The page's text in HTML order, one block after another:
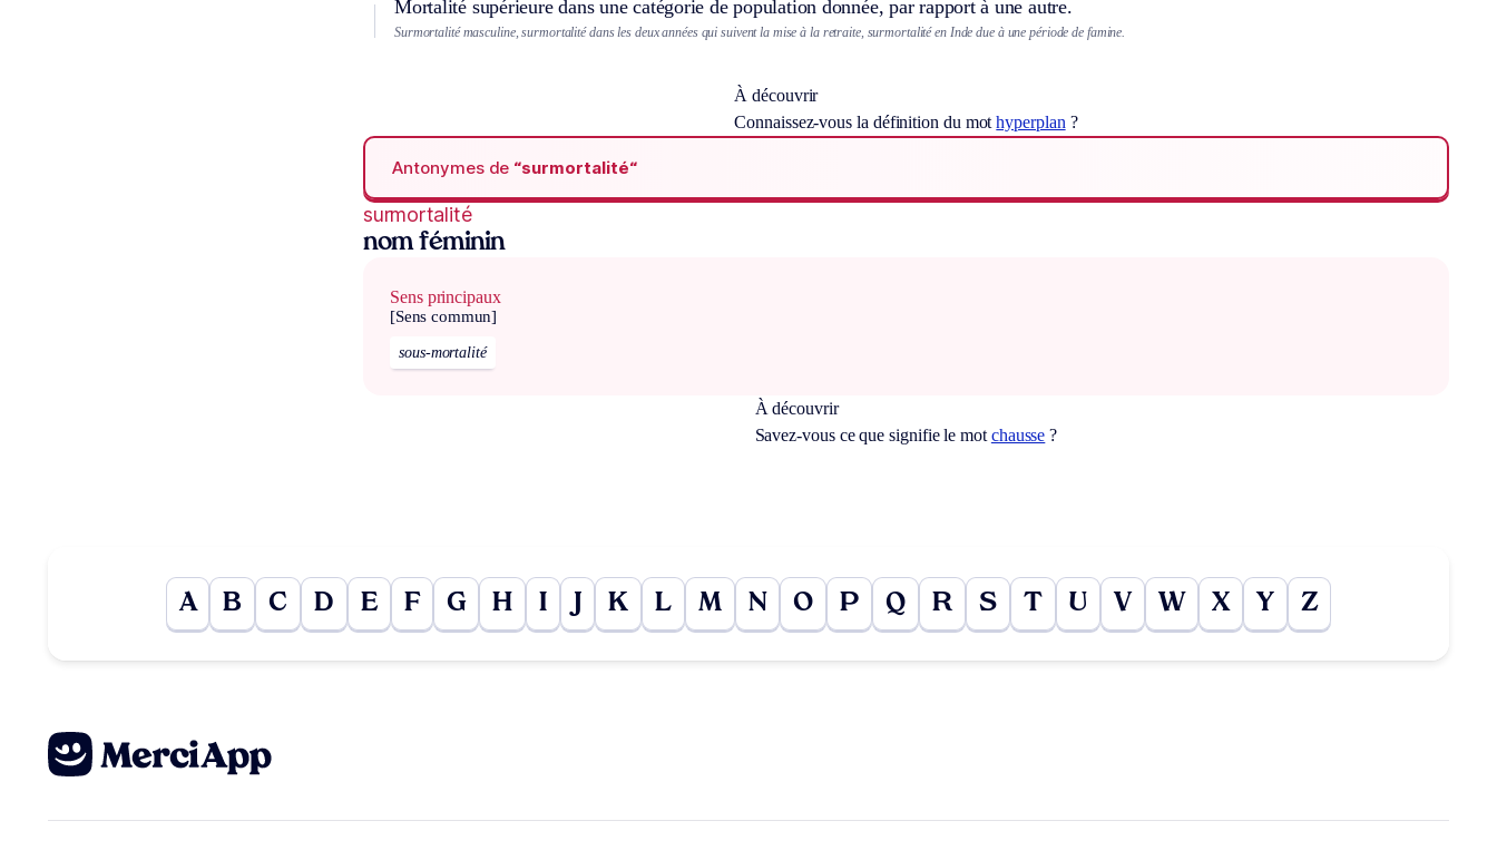
Mortalité supérieure dans une catégorie de population donnée, par rapport à une autre.
Surmortalité masculine, surmortalité dans les deux années qui suivent la mise à la retraite, surmortalité en Inde due à une période de famine.
À découvrir
Connaissez-vous la définition du mothyperplan ?
Antonymes de “surmortalité“
surmortalité
nom féminin
Sens principaux
[Sens commun]
sous-mortalité
À découvrir
Savez-vous ce que signifie le mot chausse ?
A B C D E F G H I J K L M N O P Q R S T U V W X Y Z